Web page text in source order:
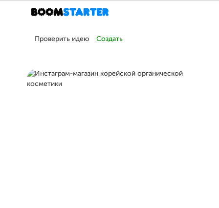
Проверить идею Создать